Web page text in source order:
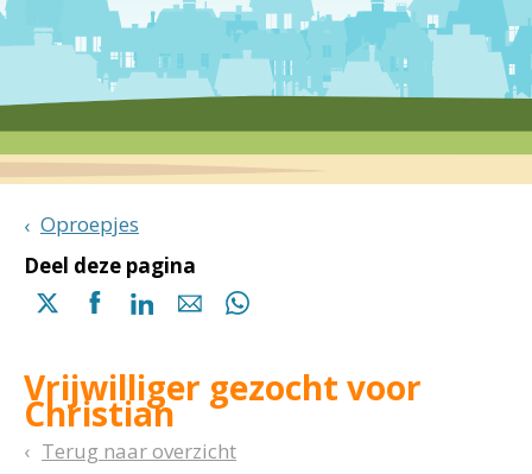
Oproepjes
Deel deze pagina
Delen
(opent
in
een
nieuwe
Delen
(opent
in
een
nieuwe
Delen
(opent
in
een
nieuwe
Delen
mail
Delen
(opent
in
nieuwe
Vrijwilliger gezocht voor
Christian
Terug naar overzicht